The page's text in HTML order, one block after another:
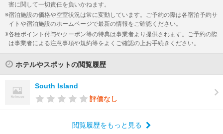
害に関して一切責任を負いかねます。
宿泊施設の価格や空室状況は常に変動しています。ご予約の際は各宿泊予約サ
イトや宿泊施設のホームページで最新の情報をご確認ください。
各種ポイント付与やクーポン等の特典は事業者より提供されます。ご予約の際
は事業者による注意事項や規約等をよくご確認の上お手続きください。
ホテルやスポットの閲覧履歴
South Island
評価なし
閲覧履歴をもっと見る